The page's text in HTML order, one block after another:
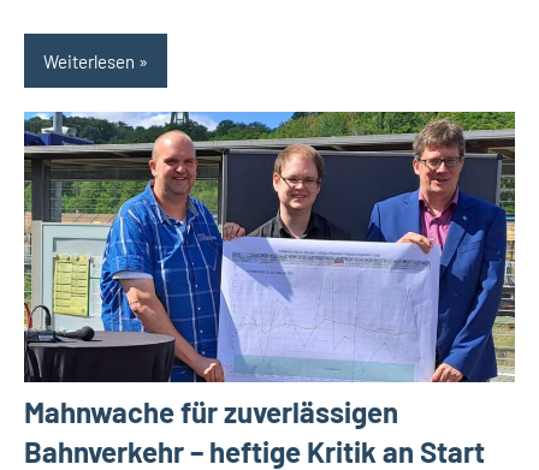
Weiterlesen
Mahnwache für zuverlässigen
Bahnverkehr – heftige Kritik an Start